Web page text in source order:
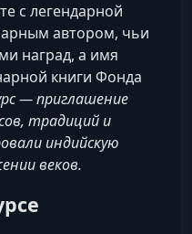
с легендарной
автором, чьи
наград, а имя
книги Фонда
— приглашение
традиций и
индийскую
веков.